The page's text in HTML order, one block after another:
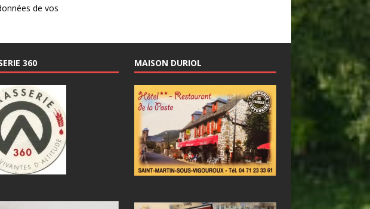
de vos
360 MAISON DURIOL